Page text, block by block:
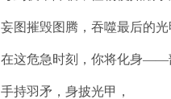
妄图摧毁图腾，吞噬最后的光
在这危急时刻，你将化身——
手持羽矛，身披光甲，